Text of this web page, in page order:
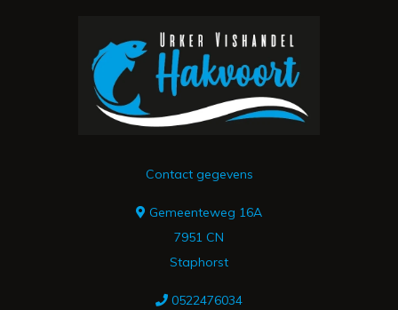
Contact gegevens
Gemeenteweg 16A
7951 CN
Staphorst
0522476034